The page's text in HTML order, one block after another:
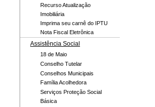
Recurso Atualização
Imobiliária
Imprima seu carnê do IPTU
Nota Fiscal Eletrônica
Assistência Social
18 de Maio
Conselho Tutelar
Conselhos Municipais
Família Acolhedora
Serviços Proteção Social
Básica